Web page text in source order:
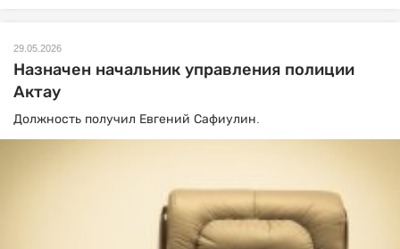
29.05.2026
Назначен начальник управления полиции
Актау
Должность получил Евгений Сафиулин.